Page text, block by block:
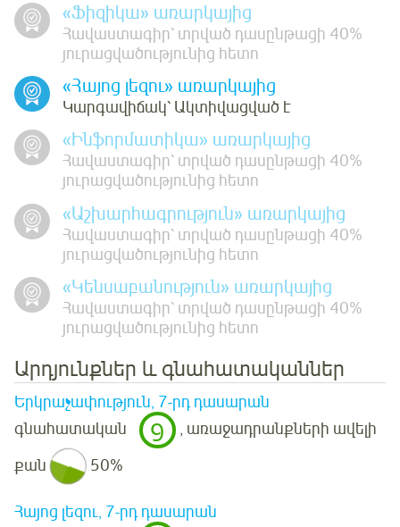
«Ֆիզիկա» առարկայից
Հավաստագիր՝ տրված դասընթացի 40%
յուրացվածությունից հետո
«Հայոց լեզու» առարկայից
Կարգավիճակ՝ Ակտիվացված է
«Ինֆորմատիկա» առարկայից
Հավաստագիր՝ տրված դասընթացի 40%
յուրացվածությունից հետո
«Աշխարհագրություն» առարկայից
Հավաստագիր՝ տրված դասընթացի 40%
յուրացվածությունից հետո
«Կենսաբանություն» առարկայից
Հավաստագիր՝ տրված դասընթացի 40%
յուրացվածությունից հետո
Արդյունքներ և գնահատականներ
Երկրաչափություն, 7-րդ դասարան
գնահատական
9
, առաջադրանքների ավելի
քան
50%
Հայոց լեզու, 7-րդ դասարան